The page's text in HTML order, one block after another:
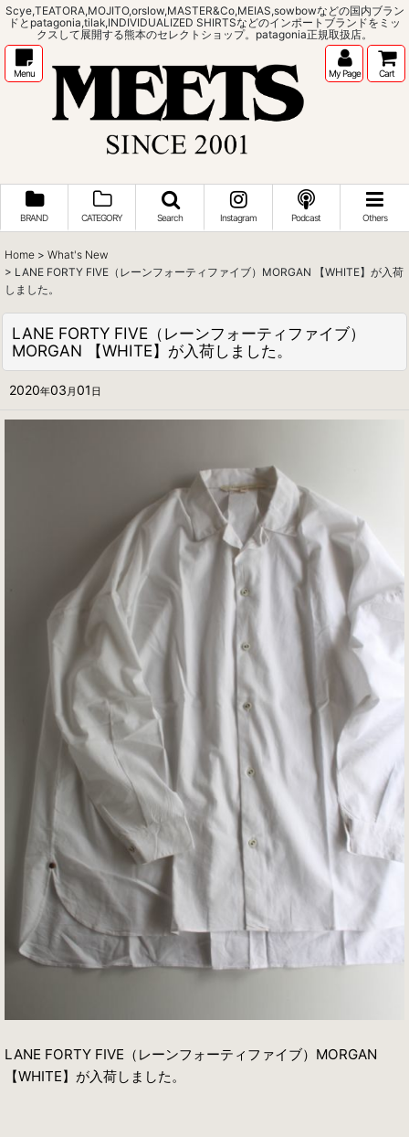
Scye,TEATORA,MOJITO,orslow,MASTER&Co,MEIAS,sowbowなどの国内ブラン
ドとpatagonia,tilak,INDIVIDUALIZED SHIRTSなどのインポートブランドをミッ
クスして展開する熊本のセレクトショップ。patagonia正規取扱店。
Menu My Page Cart
BRAND CATEGORY Search Instagram Podcast Others
Home > What's New
> LANE FORTY FIVE（レーンフォーティファイブ）MORGAN 【WHITE】が入荷
しました。
LANE FORTY FIVE（レーンフォーティファイブ）
MORGAN 【WHITE】が入荷しました。
2020年03 月01 日
LANE FORTY FIVE（レーンフォーティファイブ）MORGAN
【WHITE】が入荷しました。